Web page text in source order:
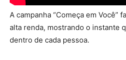
A campanha “Começa em Você”
alta renda, mostrando o instante
dentro de cada pessoa.